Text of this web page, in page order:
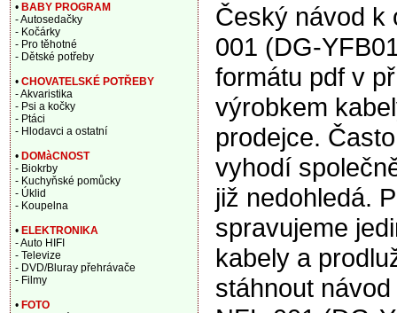
Český návod k
001 (DG-
formátu pdf v
výrobkem
prodejce.
vyhodí
již nedohledá.
spravujeme
kabely a
stáhnout
• BABY PROGRAM
- Autosedačky
- Kočárky
- Pro těhotné
- Dětské potřeby
• CHOVATELSKÉ POTŘEBY
- Akvaristika
- Psi a kočky
- Ptáci
- Hlodavci a ostatní
• DOMàCNOST
- Biokrby
- Kuchyňské pomůcky
- Úklid
- Koupelna
• ELEKTRONIKA
- Auto HIFI
- Televize
- DVD/Bluray přehrávače
- Filmy
• FOTO